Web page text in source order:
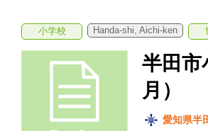
小学校 Handa-shi, Aichi-ken
半田市
月）
愛知県半